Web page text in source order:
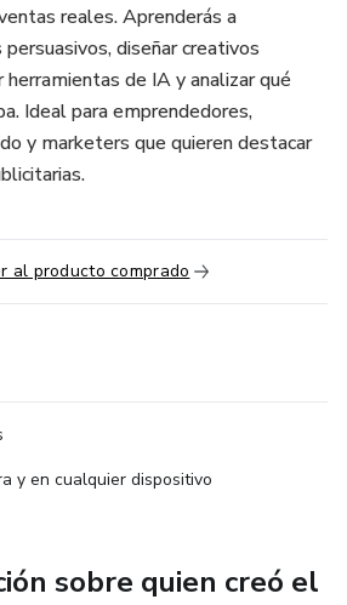
reales. Aprenderás a
diseñar creativos
de IA y analizar qué
Ideal para emprendedores,
y marketers que quieren destacar
al producto comprado
y en cualquier dispositivo
sobre quien creó el